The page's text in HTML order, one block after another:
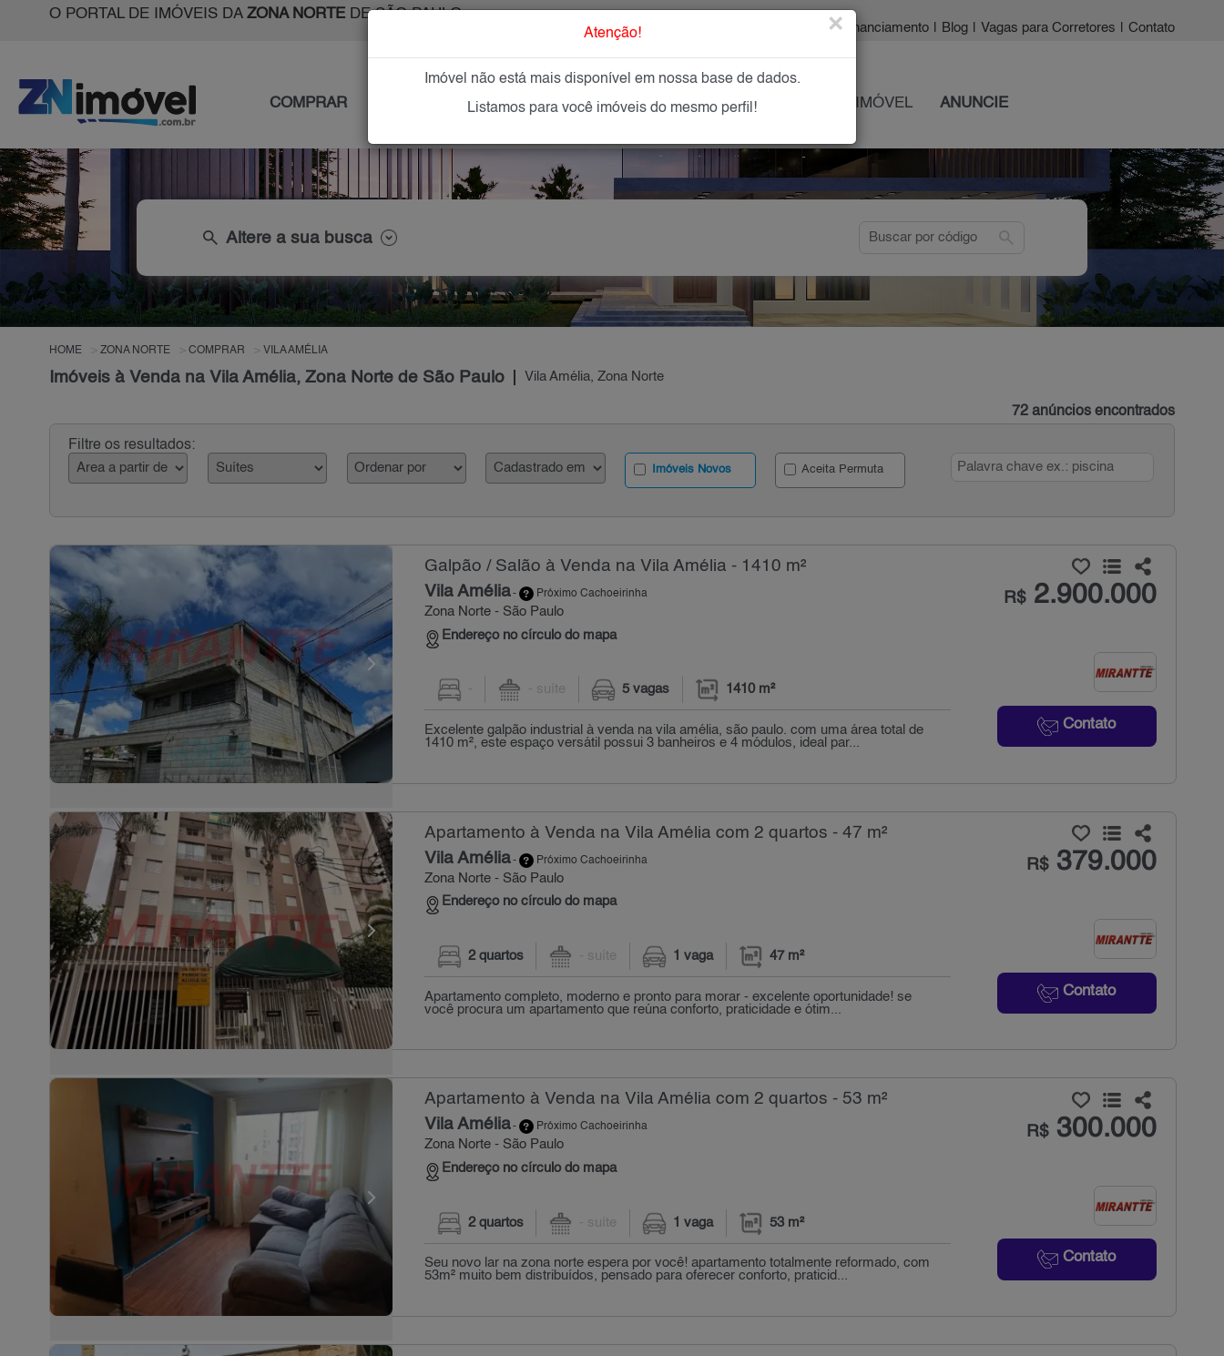
O PORTAL DE IMÓVEIS DA ZONA NORTEDE SÃO PAULO
| Financiamento Blog Vagas para Corretores Contato
COMPRAR IMÓVEIS NOVOS IMOBILIÁRIAS OFEREÇA SEU IMÓVEL ANUNCIE
search Altere a sua busca search
HOME ZONA NORTE COMPRAR VILA AMÉLIA
Imóveis à Venda na Vila Amélia, Zona Norte de São Paulo Vila Amélia, Zona Norte
72 anúncios encontrados
Filtre os resultados:
Imóveis Novos Aceita Permuta
Galpão / Salão à Venda na Vila Amélia - 1410 m²
Vila Amélia- Próximo Cachoeirinha
Zona Norte - São Paulo
Endereço no círculo do mapa
R$2.900.000
Contato
- - suíte 5 vagas 1410 m²
Excelente galpão industrial à venda na vila amélia, são paulo. com uma área total de
1410 m², este espaço versátil possui 3 banheiros e 4 módulos, ideal par...
Apartamento à Venda na Vila Amélia com 2 quartos - 47 m²
Vila Amélia- Próximo Cachoeirinha
Zona Norte - São Paulo
Endereço no círculo do mapa
R$379.000
Contato
2 quartos - suíte 1 vaga 47 m²
Apartamento completo, moderno e pronto para morar - excelente oportunidade! se
você procura um apartamento que reúna conforto, praticidade e ótim...
Apartamento à Venda na Vila Amélia com 2 quartos - 53 m²
Vila Amélia- Próximo Cachoeirinha
Zona Norte - São Paulo
Endereço no círculo do mapa
R$300.000
Contato
2 quartos - suíte 1 vaga 53 m²
Seu novo lar na zona norte espera por você! apartamento totalmente reformado, com
53m² muito bem distribuídos, pensado para oferecer conforto, praticid...
Atenção! ×
Imóvel não está mais disponível em nossa base de dados.
Listamos para você imóveis do mesmo perfil!